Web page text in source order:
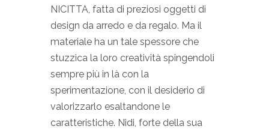
NICITTA, fatta di preziosi oggetti di
design da arredo e da regalo. Ma il
materiale ha un tale spessore che
stuzzica la loro creatività spingendoli
sempre più in là con la
sperimentazione, con il desiderio di
valorizzarlo esaltandone le
caratteristiche. Nidi, forte della sua